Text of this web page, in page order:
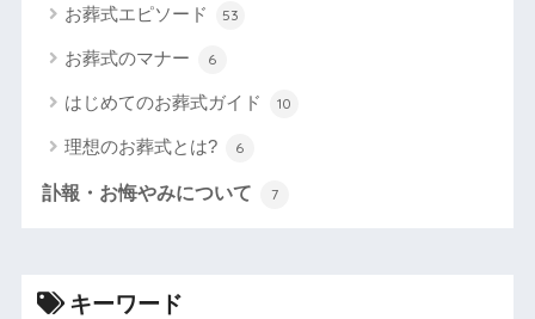
お葬式エピソード 53
お葬式のマナー 6
はじめてのお葬式ガイド 10
理想のお葬式とは? 6
訃報・お悔やみについて 7
キーワード